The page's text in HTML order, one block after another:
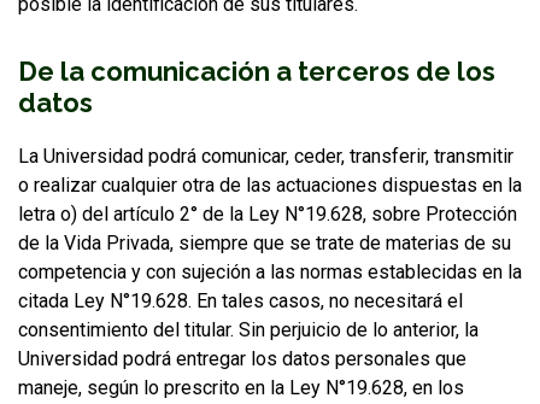
De la comunicación a terceros de los
datos
La Universidad podrá comunicar, ceder, transferir, transmitir
o realizar cualquier otra de las actuaciones dispuestas en la
letra o) del artículo 2° de la Ley N°19.628, sobre Protección
de la Vida Privada, siempre que se trate de materias de su
competencia y con sujeción a las normas establecidas en la
citada Ley N°19.628. En tales casos, no necesitará el
consentimiento del titular. Sin perjuicio de lo anterior, la
Universidad podrá entregar los datos personales que
maneje, según lo prescrito en la Ley N°19.628, en los